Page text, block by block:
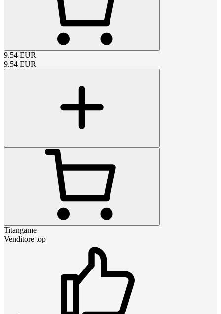
9.54 EUR
9.54 EUR
Titangame
Venditore top